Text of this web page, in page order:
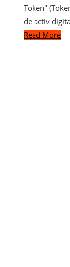
Token"
de activ
Read More